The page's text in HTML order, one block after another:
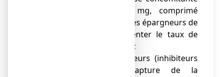
de IBUPRADOLL 400 mg, comprimé
pelliculé et de diurétiques épargneurs de
potassium peut augmenter le taux de
potassium dans le sang ;
● certains antidépresseurs (inhibiteurs
sélectifs de la recapture de la